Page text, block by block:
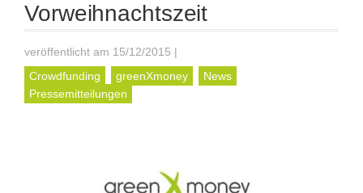
Vorweihnachtszeit
veröffentlicht am 15/12/2015 |
Crowdfunding
greenXmoney
News
Pressemitteilungen